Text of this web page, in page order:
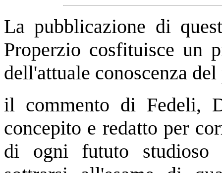
La pubblicazione di
Properzio cosfituisce un
dell'attuale conoscenza
il commento di Fedeli,
concepito e redatto per
di ogni fututo studioso